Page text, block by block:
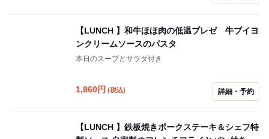
【LUNCH 】和牛ほほ肉の低温ブレゼ 牛ブイヨ
ンクリームソースのパスタ
本日のスープとサラダ付き
1,860円 (税込) 詳細・予約
【LUNCH 】鉄板焼きポークステーキ＆シェフ特